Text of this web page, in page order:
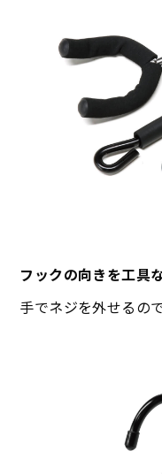
フックの向きを工具
手でネジを外せるの